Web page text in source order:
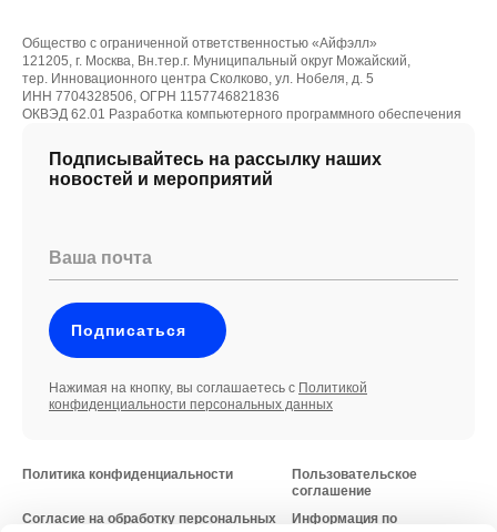
Подписывайтесь на рассылку наших
новостей и мероприятий
Ваша почта
Подписаться
Нажимая на кнопку, вы соглашаетесь с Политикой
конфиденциальности персональных данных
Политика конфиденциальности
Согласие на обработку персональных
Пользовательское
соглашение
Информация по
Общество с ограниченной ответственностью «Айфэлл»
121205, г. Москва, Вн.тер.г. Муниципальный округ Можайский,
тер. Инновационного центра Сколково, ул. Нобеля, д. 5
ИНН 7704328506, ОГРН 1157746821836
ОКВЭД 62.01 Разработка компьютерного программного обеспечения